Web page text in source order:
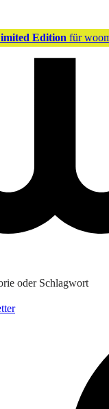
Edition für
oder Schlagwort